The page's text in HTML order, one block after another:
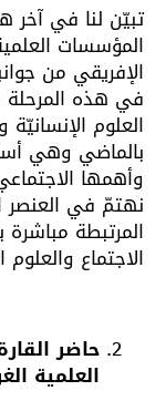
تبيّن لنا في آخر
المؤسسات
الإفريقي من
في هذه
العلوم الإنسانيّة
بالماضي وهي
وأهمها
نهتمّ في العنصر
المرتبطة مباشرة
الاجتماع
حاضر
العلمية